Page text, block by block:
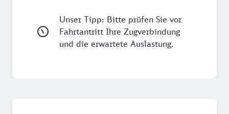
Unser Tipp: Bitte prüfen Sie vor
Fahrtantritt Ihre Zugverbindung
und die erwartete Auslastung.